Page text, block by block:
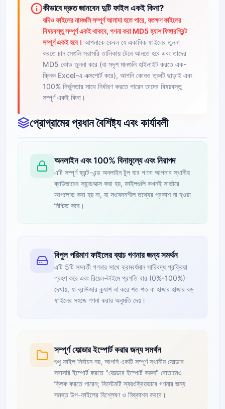
কীভাবে দ্রুত জানবেন দুটি ফাইল একই কিনা?
যদিও ফাইলের নামগুলি সম্পূর্ণ আলাদা হতে পারে, যতক্ষণ ফাইলের
বিষয়বস্তু সম্পূর্ণ একই থাকবে, গণনা করা MD5 হ্যাশ ফিঙ্গারপ্রিন্ট
সম্পূর্ণ একই হবে। আপনাকে কেবল যে একাধিক ফাইলের তুলনা
করতে চান সেগুলি সরাসরি তালিকায় টেনে আনতে হবে এবং তাদের
MD5 কোড তুলনা করে (বা সদৃশ মানগুলি হাইলাইট করতে এক-
ক্লিক Excel-এ এক্সপোর্ট করে), আপনি কোনও ত্রুটি ছাড়াই এবং
100% নির্ভুলতার সাথে নির্ধারণ করতে পারেন তাদের বিষয়বস্তু
সম্পূর্ণ একই কিনা।
প্রোগ্রামের প্রধান বৈশিষ্ট্য এবং কার্যাবলী
অনলাইন এবং 100% বিনামূল্যে এবং নিরাপদ
এটি সম্পূর্ণ ফ্রন্ট-এন্ড অনলাইন টুল যার গণনা আপনার স্থানীয়
ব্রাউজারের স্যান্ডবক্সে করা হয়, ফাইলগুলি কখনই সার্ভারে
আপলোড করা হয় না, যা সংবেদনশীল তথ্যের প্রকাশ না হওয়া
নিশ্চিত করে।
বিপুল পরিমাণ ফাইলের ব্যাচ গণনার জন্য সমর্থন
এটি 5টি সমবর্তী গণনার সাথে ক্রমবর্ধমান সারিবদ্ধ প্রক্রিয়া
গ্রহণ করে এবং রিয়েল-টাইমে প্রগতি বার (0%-100%)
দেখায়, যা ব্রাউজার ক্র্যাশ না করে শত শত বা হাজার হাজার বড়
ফাইলের সহজে গণনা করার অনুমতি দেয়।
সম্পূর্ণ ফোল্ডার ইম্পোর্ট করার জন্য সমর্থন
শুধু ফাইল নির্বাচন নয়, আপনি একটি সম্পূর্ণ স্থানীয় ফোল্ডার
সরাসরি ইম্পোর্ট করতে "ফোল্ডার ইম্পোর্ট করুন" বোতামেও
ক্লিক করতে পারেন; সিস্টেমটি স্বয়ংক্রিয়ভাবে গণনার জন্য
সমস্ত উপ-ফাইলের বিশ্লেষণ ও নিষ্কাশন করবে।